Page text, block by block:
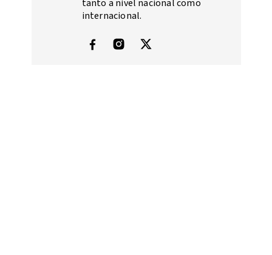
tanto a nivel nacional como
internacional.